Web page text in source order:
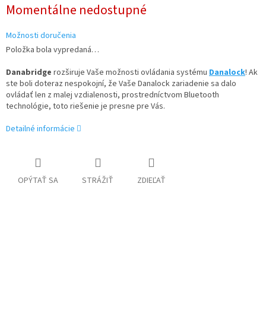
cena:
Momentálne nedostupné
Možnosti doručenia
Položka bola vypredaná…
Danabridge rozširuje Vaše možnosti ovládania systému Danalock! Ak
ste boli doteraz nespokojní, že Vaše Danalock zariadenie sa dalo
ovládať len z malej vzdialenosti, prostredníctvom Bluetooth
technológie, toto riešenie je presne pre Vás.
Detailné informácie
OPÝTAŤ SA STRÁŽIŤ ZDIEĽAŤ